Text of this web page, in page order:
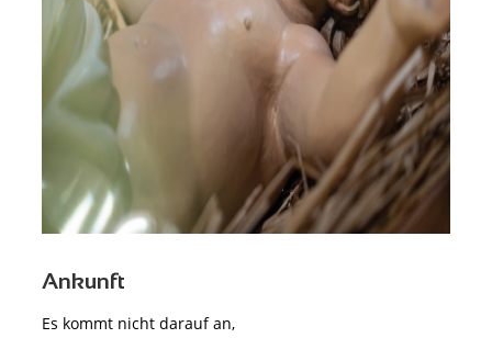
Ankunft
Es kommt nicht darauf an,